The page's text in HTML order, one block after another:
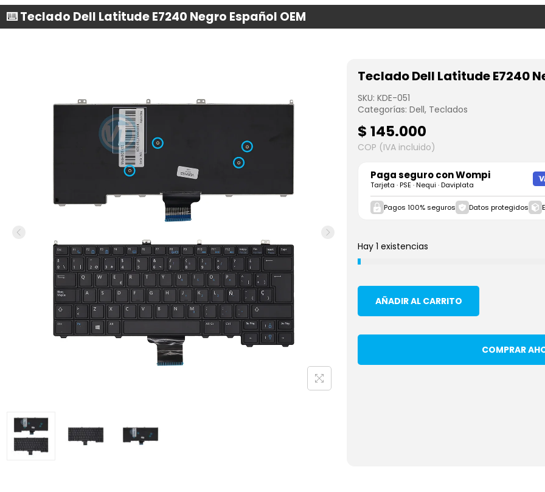
⌨️ Teclado Dell Latitude E7240 Negro Español OEM
Teclado Dell Latitude E7240
SKU: KDE-051
Categorías: Dell, Teclados
$ 145.000
COP (IVA incluido)
Paga seguro conWompi
Tarjeta · PSE · Nequi · Daviplata
Pagos 100% seguros Datos protegidos
Hay 1 existencias
AÑADIR AL CARRITO
COMPRAR